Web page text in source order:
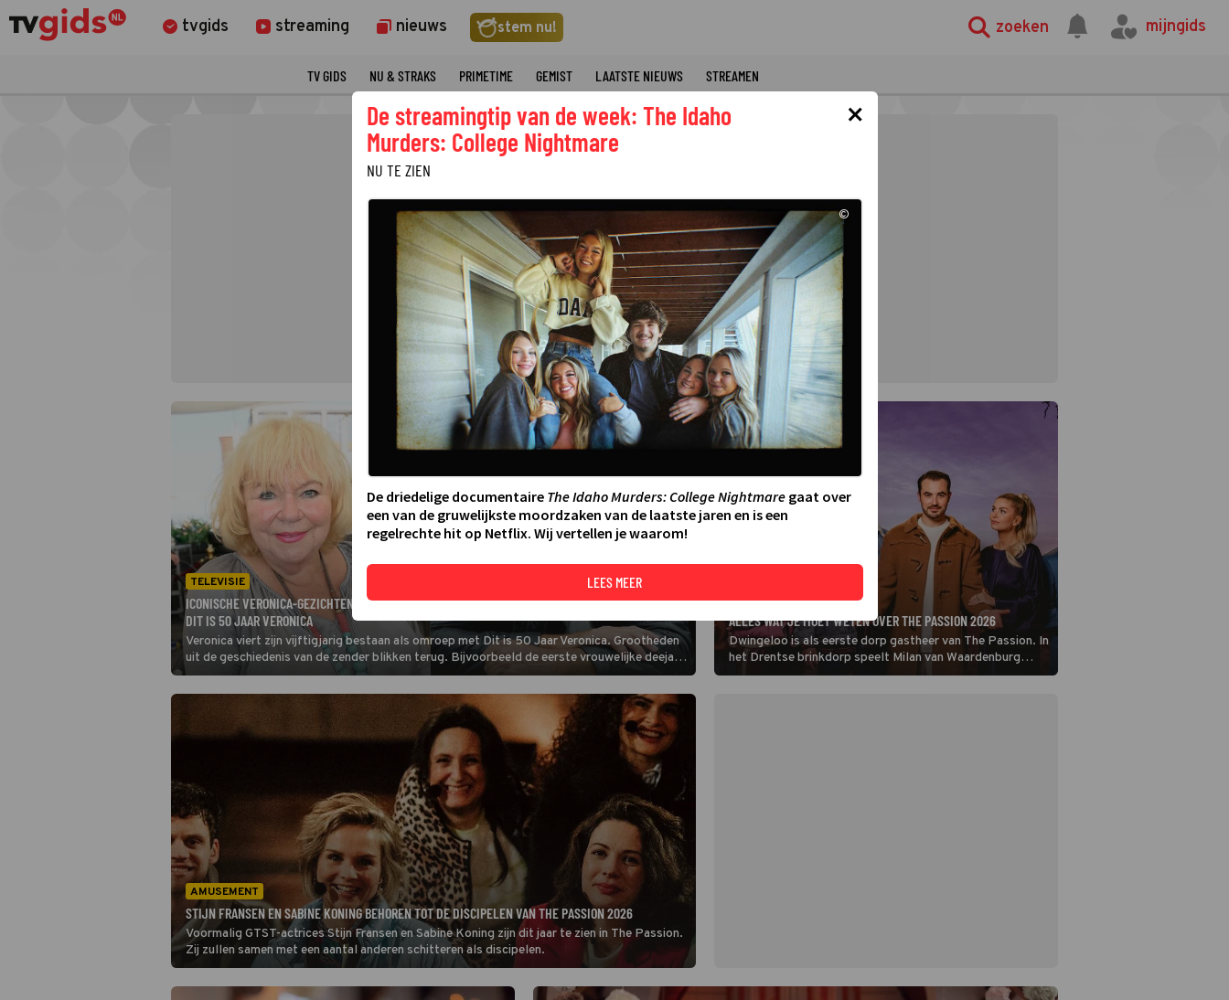
tvgids streaming nieuws stem nu! zoeken mijngids
TV GIDS NU & STRAKS PRIMETIME GEMIST LAATSTE NIEUWS STREAMEN
TELEVISIE
ICONISCHE VERONICA-GEZICHTEN BLIKKEN TERUG OP VERRASSENDE MOMENTEN EN VERHALEN IN
DIT IS 50 JAAR VERONICA
Veronica viert zijn vijftigjarig bestaan als omroep met Dit is 50 Jaar Veronica. Grootheden
uit de geschiedenis van de zender blikken terug. Bijvoorbeeld de eerste vrouwelijke deejay
Tineke de Nooij en Harry Vermeegen die furore maakte met Verona.
TELEVISIE
ALLES WAT JE MOET WETEN OVER THE PASSION 2026
Dwingeloo is als eerste dorp gastheer van The Passion. In
het Drentse brinkdorp speelt Milan van Waardenburg
Jezus. Roxeanne Hazes neemt de rol van Maria voor haar
AMUSEMENT
STIJN FRANSEN EN SABINE KONING BEHOREN TOT DE DISCIPELEN VAN THE PASSION 2026
Voormalig GTST-actrices Stijn Fransen en Sabine Koning zijn dit jaar te zien in The Passion.
Zij zullen samen met een aantal anderen schitteren als discipelen.
×
De streamingtip van de week: The Idaho
Murders: College Nightmare
NU TE ZIEN
©
De driedelige documentaire The Idaho Murders: College Nightmaregaat over
een van de gruwelijkste moordzaken van de laatste jaren en is een
regelrechte hit op Netflix. Wij vertellen je waarom!
LEES MEER